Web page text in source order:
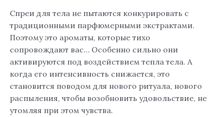
Спреи для тела не пытаются конкурировать с
традиционными парфюмерными экстрактами.
Поэтому это ароматы, которые тихо
сопровождают вас… Особенно сильно они
активируются под воздействием тепла тела. А
когда его интенсивность снижается, это
становится поводом для нового ритуала, нового
распыления, чтобы возобновить удовольствие, не
утомляя при этом чувства.